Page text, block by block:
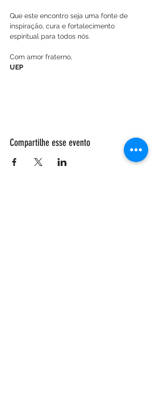
Que este encontro seja uma fonte de
inspiração, cura e fortalecimento
espiritual para todos nós.
Com amor fraterno,
UEP
Compartilhe esse evento